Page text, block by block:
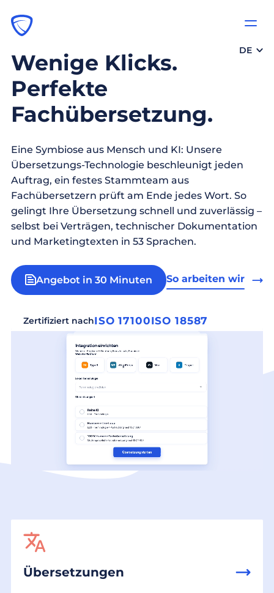
DE
Wenige Klicks.
Perfekte
Fachübersetzung.
Eine Symbiose aus Mensch und KI: Unsere
Übersetzungs-Technologie beschleunigt jeden
Auftrag, ein festes Stammteam aus
Fachübersetzern prüft am Ende jedes Wort. So
gelingt Ihre Übersetzung schnell und zuverlässig –
selbst bei Verträgen, technischer Dokumentation
und Marketingtexten in 53 Sprachen.
Angebot in 30 Minuten So arbeiten wir
Zertifiziert nachISO 17100ISO 18587
Übersetzungen